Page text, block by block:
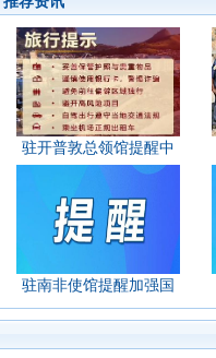
驻开普敦总领馆提醒中
驻南非使馆提醒加强国